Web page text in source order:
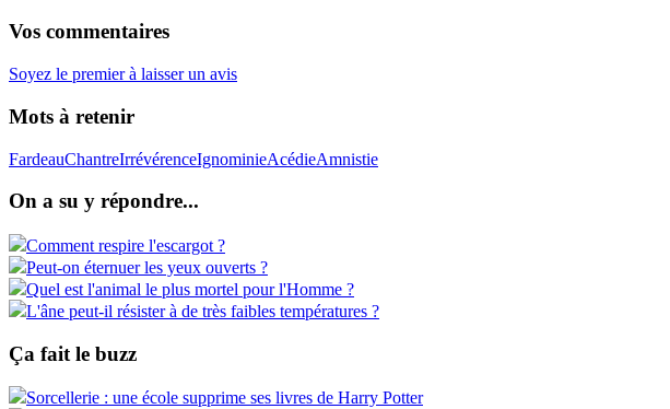
Vos commentaires
Soyez le premier à laisser un avis
Mots à retenir
FardeauChantreIrrévérenceIgnominieAcédieAmnistie
On a su y répondre...
Comment respire l'escargot ?
Peut-on éternuer les yeux ouverts ?
Quel est l'animal le plus mortel pour l'Homme ?
L'âne peut-il résister à de très faibles températures ?
Ça fait le buzz
Sorcellerie : une école supprime ses livres de Harry Potter